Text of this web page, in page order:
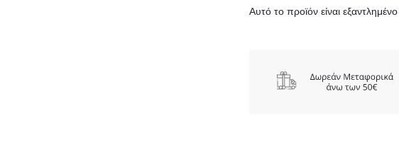
Αυτό το προϊόν είναι